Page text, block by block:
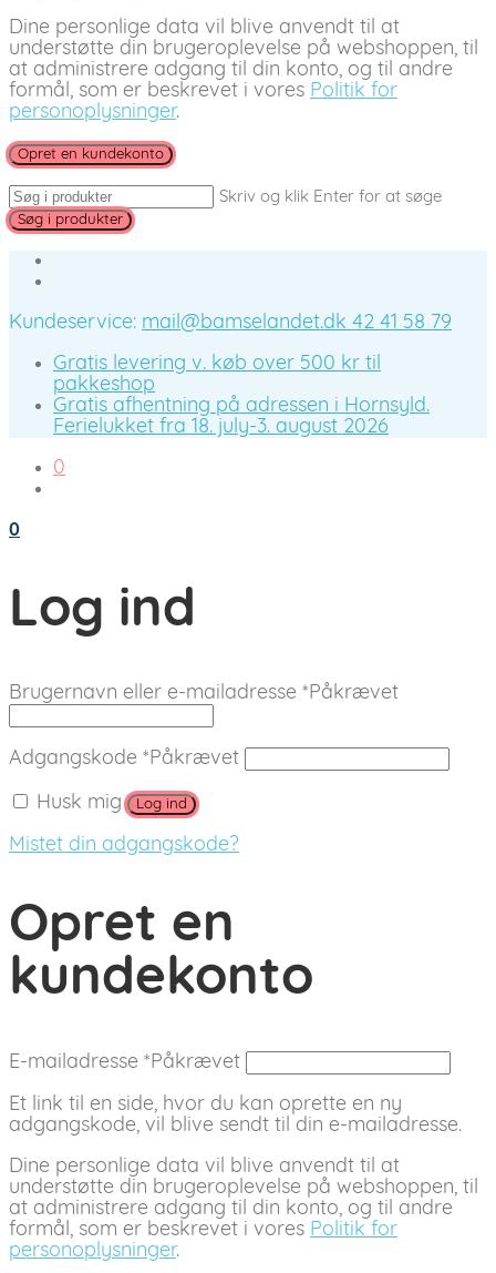
Dine personlige data vil blive anvendt til at
understøtte din brugeroplevelse på webshoppen, til
at administrere adgang til din konto, og til andre
formål, som er beskrevet i vores Politik for
personoplysninger.
Opret en kundekonto
Skriv og klik Enter for at søge
Kundeservice: mail@bamselandet.dk 42 41 58 79
Gratis levering v. køb over 500 kr til
pakkeshop
Gratis afhentning på adressen i Hornsyld.
Ferielukket fra 18. july-3. august 2026
0
0
Log ind
Brugernavn eller e-mailadresse *Påkrævet
Adgangskode *Påkrævet
Husk mig Log ind
Mistet din adgangskode?
Opret en
kundekonto
E-mailadresse *Påkrævet
Et link til en side, hvor du kan oprette en ny
adgangskode, vil blive sendt til din e-mailadresse.
Dine personlige data vil blive anvendt til at
understøtte din brugeroplevelse på webshoppen, til
at administrere adgang til din konto, og til andre
formål, som er beskrevet i vores Politik for
personoplysninger.